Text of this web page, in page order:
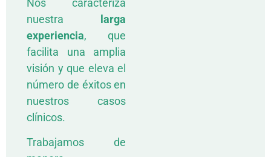
nuestra larga
experiencia, que
facilita una amplia
visión y que eleva el
número de éxitos en
nuestros casos
clínicos.
Trabajamos de